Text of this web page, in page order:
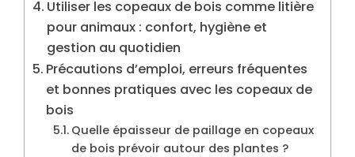
Utiliser les copeaux de bois comme litière
pour animaux : confort, hygiène et
gestion au quotidien
Précautions d’emploi, erreurs fréquentes
et bonnes pratiques avec les copeaux de
bois
Quelle épaisseur de paillage en copeaux
de bois prévoir autour des plantes ?